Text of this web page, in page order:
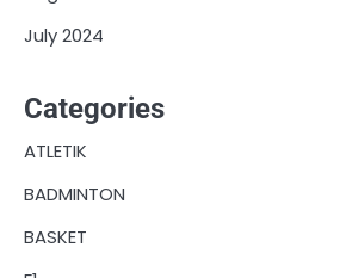
July 2024
Categories
ATLETIK
BADMINTON
BASKET